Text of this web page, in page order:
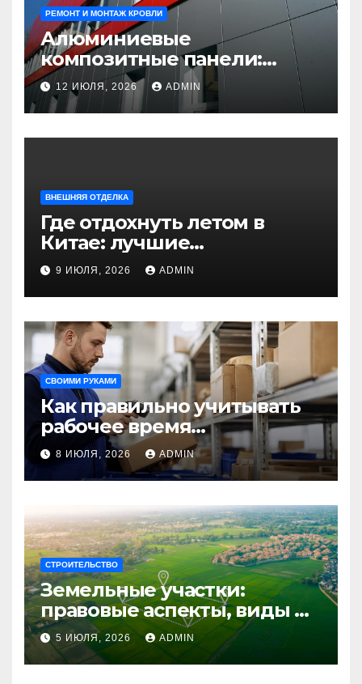
РЕМОНТ И МОНТАЖ КРОВЛИ
Алюминиевые
композитные панели:
универсальное решение
для современного
строительства и дизайна
12 ИЮЛЯ, 2026 ADMIN
ВНЕШНЯЯ ОТДЕЛКА
Где отдохнуть летом в
Китае: лучшие
направления для
незабываемого
путешествия
9 ИЮЛЯ, 2026 ADMIN
СВОИМИ РУКАМИ
Как правильно учитывать
рабочее время
сотрудников: советы для
бизнеса
8 ИЮЛЯ, 2026 ADMIN
СТРОИТЕЛЬСТВО
Земельные участки:
правовые аспекты, виды и
возможности
использования
5 ИЮЛЯ, 2026 ADMIN